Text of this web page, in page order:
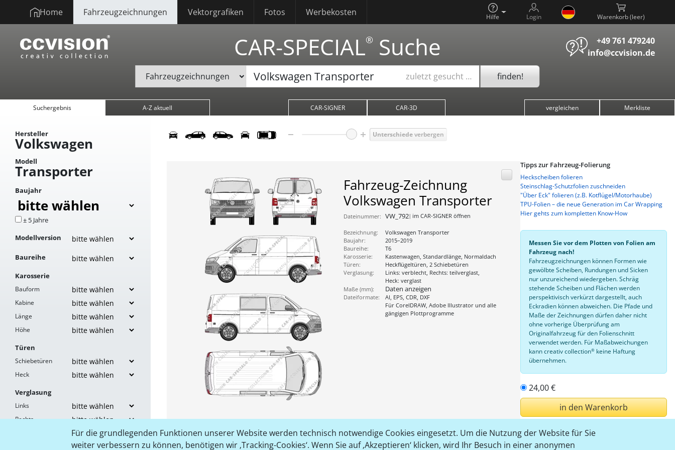
Für die grundlegenden Funktionen unserer Website werden technisch notwendige Cookies eingesetzt. Um die Nutzung der Website für Sie
weiter verbessern zu können, benötigen wir ‚Tracking-Cookies‘. Wenn Sie auf ‚Akzeptieren‘ klicken, wird Ihr Besuch in einer anonymen
Home Fahrzeugzeichnungen Vektorgrafiken Fotos Werbekosten Hilfe Login Warenkorb ( )
CAR-SPECIAL® Suche
+49 761 479240
info@ccvision.de
zuletzt gesucht … finden!
Suchergebnis A-Z aktuell CAR-SIGNER CAR-3D vergleichen Merkliste
Hersteller
Volkswagen
Modell
Transporter
Baujahr
± 5 Jahre
Modellversion
Baureihe
Karosserie
Bauform
Kabine
Länge
Höhe
Türen
Schiebetüren
Heck
Verglasung
Links
Rechts
Unterschiedeverbergen
Fahrzeug-Zeichnung
Volkswagen Transporter
Dateinummer: VW_792 im CAR-SIGNER öffnen
Bezeichnung:
Volkswagen Transporter
Baujahr:
2015–2019
Baureihe:
T6
Karosserie:
Kastenwagen, Standardlänge, Normaldach
Türen:
Heckflügeltüren, 2 Schiebetüren
Verglasung:
Links: verblecht, Rechts: teilverglast,
Heck: verglast
Maße (mm):
Daten anzeigen
Dateiformate:
AI, EPS, CDR, DXF
Für CorelDRAW, Adobe Illustrator und alle
gängigen Plottprogramme
Tipps zur Fahrzeug-Folierung
Heckscheiben folieren
Steinschlag-Schutzfolien zuschneiden
"Über Eck" folieren (z.B. Kotflügel/Motorhaube)
TPU-Folien – die neue Generation im Car Wrapping
Hier gehts zum kompletten Know-How
Messen Sie vor dem Plotten von Folien am
Fahrzeug nach!
Fahrzeugzeichnungen können Formen wie
gewölbte Scheiben, Rundungen und Sicken
nur unzureichend wiedergeben. Schräg
stehende Scheiben und Flächen werden
perspektivisch verkürzt dargestellt, auch
Eckradien können abweichen. Die Pfade und
Maße der Zeichnungen dürfen daher nicht
ohne vorherige Überprüfung am
Originalfahrzeug für den Folienschnitt
verwendet werden. Für Maßabweichungen
kann creativ collection® keine Haftung
übernehmen.
24,00 €
in den Warenkorb
einloggen